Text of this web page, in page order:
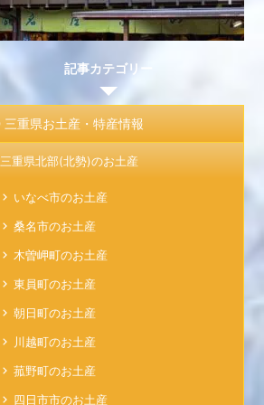
記事カテゴリー
三重県お土産・特産情報
三重県北部(北勢)のお土産
いなべ市のお土産
桑名市のお土産
木曽岬町のお土産
東員町のお土産
朝日町のお土産
川越町のお土産
菰野町のお土産
四日市市のお土産